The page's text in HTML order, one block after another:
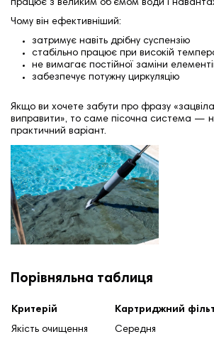
працює з великим об’ємом води і
Чому він ефективніший:
затримує навіть дрібну суспензію
стабільно працює при високій
не вимагає постійної заміни
забезпечує потужну циркуляцію
Якщо ви хочете забути про фразу
виправити», то саме пісочна система —
практичний варіант.
Порівняльна таблиця
Критерій Картриджний
Якість очищення
Середня